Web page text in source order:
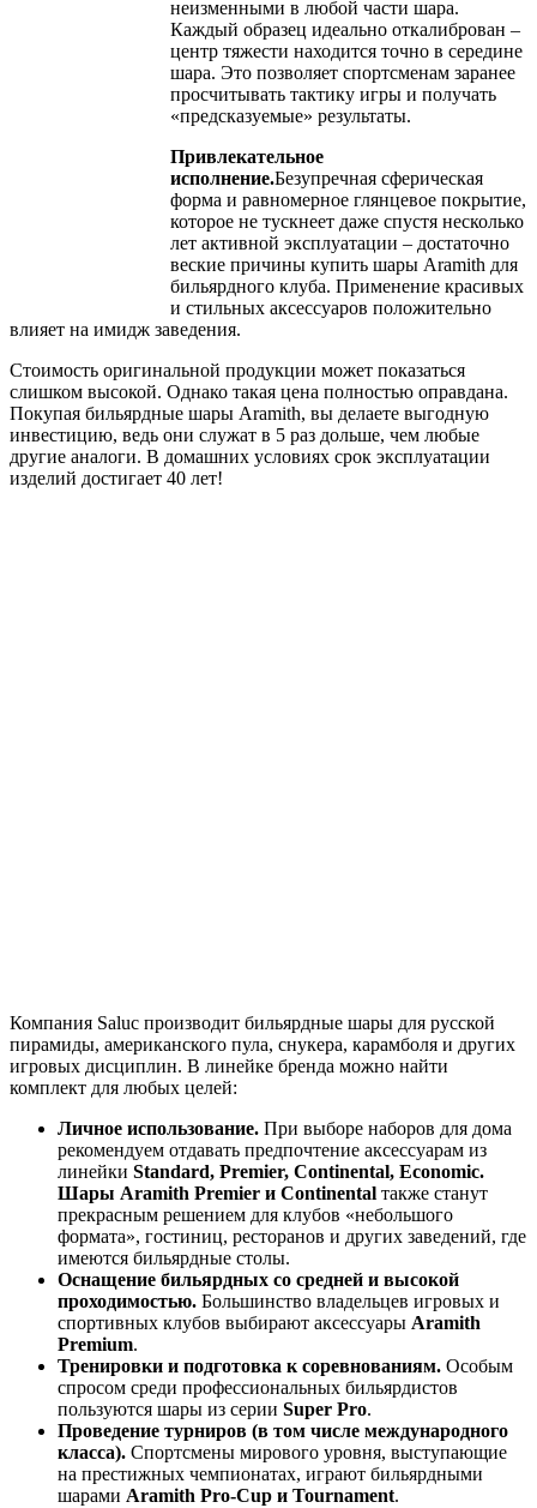
неизменными в любой части шара.
Каждый образец идеально откалиброван –
центр тяжести находится точно в середине
шара. Это позволяет спортсменам заранее
просчитывать тактику игры и получать
«предсказуемые» результаты.
Привлекательное
исполнение.Безупречная сферическая
форма и равномерное глянцевое покрытие,
которое не тускнеет даже спустя несколько
лет активной эксплуатации – достаточно
веские причины купить шары Aramith для
бильярдного клуба. Применение красивых
и стильных аксессуаров положительно
влияет на имидж заведения.
Стоимость оригинальной продукции может показаться
слишком высокой. Однако такая цена полностью оправдана.
Покупая бильярдные шары Aramith, вы делаете выгодную
инвестицию, ведь они служат в 5 раз дольше, чем любые
другие аналоги. В домашних условиях срок эксплуатации
изделий достигает 40 лет!
Компания Saluc производит бильярдные шары для русской
пирамиды, американского пула, снукера, карамболя и других
игровых дисциплин. В линейке бренда можно найти
комплект для любых целей:
Личное использование. При выборе наборов для дома
рекомендуем отдавать предпочтение аксессуарам из
линейки Standard, Premier, Continental, Economic.
Шары Aramith Premier и Continental также станут
прекрасным решением для клубов «небольшого
формата», гостиниц, ресторанов и других заведений, где
имеются бильярдные столы.
Оснащение бильярдных со средней и высокой
проходимостью. Большинство владельцев игровых и
спортивных клубов выбирают аксессуары Aramith
Premium.
Тренировки и подготовка к соревнованиям. Особым
спросом среди профессиональных бильярдистов
пользуются шары из серии Super Pro.
Проведение турниров (в том числе международного
класса). Спортсмены мирового уровня, выступающие
на престижных чемпионатах, играют бильярдными
шарами Aramith Pro-Cup и Tournament.